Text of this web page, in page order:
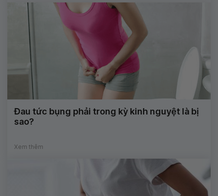
Đau tức bụng phải trong kỳ kinh nguyệt là bị
sao?
Xem thêm